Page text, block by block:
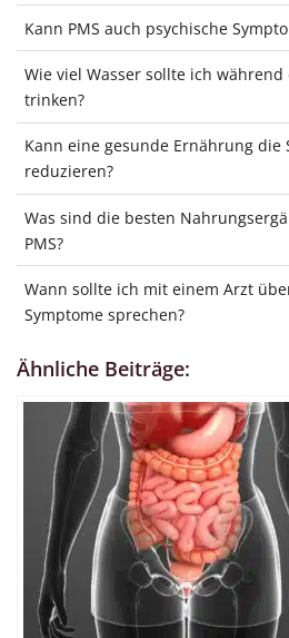
Kann PMS auch psychische
Wie viel Wasser sollte ich
trinken?
Kann eine gesunde Ernährung die
reduzieren?
Was sind die besten
PMS?
Wann sollte ich mit einem Arzt
Symptome sprechen?
Ähnliche Beiträge: